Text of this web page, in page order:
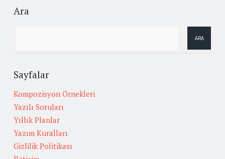
Ara
Sayfalar
Kompozisyon Örnekleri
Yazılı Soruları
Yıllık Planlar
Yazım Kuralları
Gizlilik Politikası